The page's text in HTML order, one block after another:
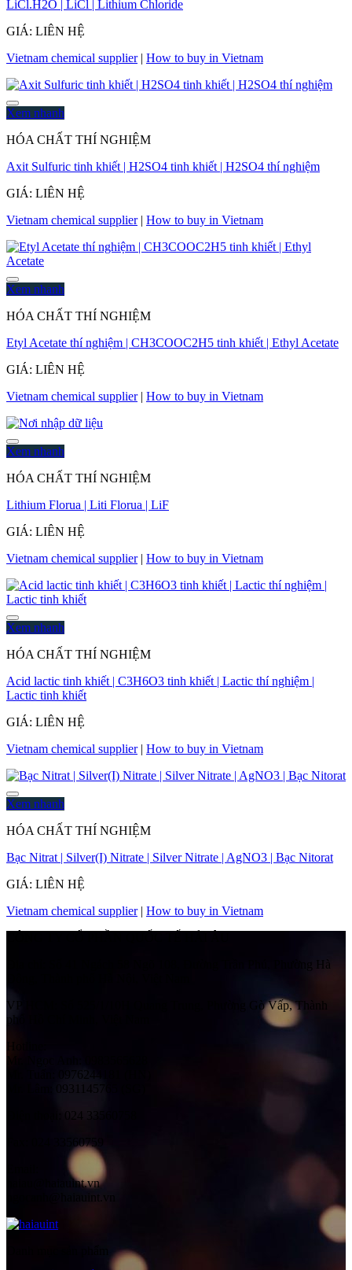
LiCl.H2O | LiCl | Lithium Chloride
GIÁ: LIÊN HỆ
Vietnam chemical supplier| How to buy in Vietnam
Xem nhanh
HÓA CHẤT THÍ NGHIỆM
Axit Sulfuric tinh khiết | H2SO4 tinh khiết | H2SO4 thí nghiệm
GIÁ: LIÊN HỆ
Vietnam chemical supplier| How to buy in Vietnam
Xem nhanh
HÓA CHẤT THÍ NGHIỆM
Etyl Acetate thí nghiệm | CH3COOC2H5 tinh khiết | Ethyl Acetate
GIÁ: LIÊN HỆ
Vietnam chemical supplier| How to buy in Vietnam
Xem nhanh
HÓA CHẤT THÍ NGHIỆM
Lithium Florua | Liti Florua | LiF
GIÁ: LIÊN HỆ
Vietnam chemical supplier| How to buy in Vietnam
Xem nhanh
HÓA CHẤT THÍ NGHIỆM
Acid lactic tinh khiết | C3H6O3 tinh khiết | Lactic thí nghiệm |
Lactic tinh khiết
GIÁ: LIÊN HỆ
Vietnam chemical supplier| How to buy in Vietnam
Xem nhanh
HÓA CHẤT THÍ NGHIỆM
Bạc Nitrat | Silver(I) Nitrate | Silver Nitrate | AgNO3 | Bạc Nitorat
GIÁ: LIÊN HỆ
Vietnam chemical supplier| How to buy in Vietnam
Số 41 Ngách 58 Ngõ 108, Đường Trần Phú, Phường Hà
VP HCM:
Số 525/1/10H Quang Trung, Phường Gò Vấp, Thành
phố Hồ Chí Minh, Việt Nam
Hotline:
Mr. Ngọc Anh: 0983565628
Mr. Tuấn: 0976244181 (HN)
Mr. Lâm: 0931145765 (SG)
024 33560759
haiau@haiauint.vn